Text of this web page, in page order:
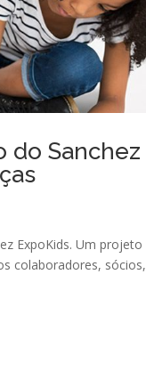
do Sanchez
ExpoKids. Um projeto
colaboradores, sócios,